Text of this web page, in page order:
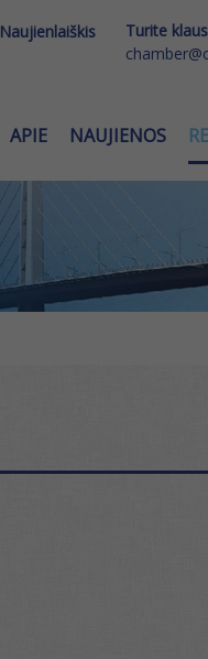
Naujienlaiškis Turite
APIE NAUJIENOS